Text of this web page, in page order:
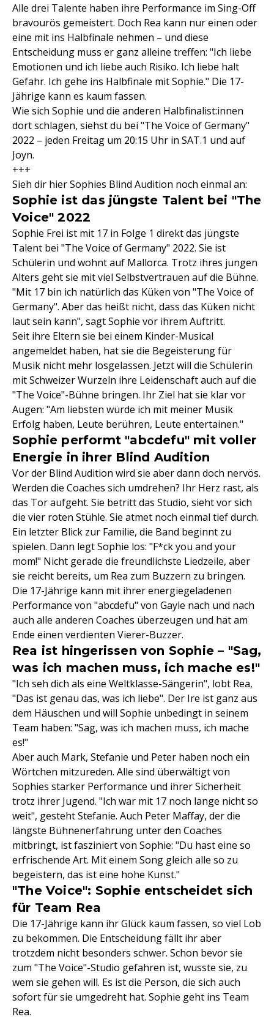
Alle drei Talente haben ihre Performance im Sing-Off
bravourös gemeistert. Doch Rea kann nur einen oder
eine mit ins Halbfinale nehmen – und diese
Entscheidung muss er ganz alleine treffen: "Ich liebe
Emotionen und ich liebe auch Risiko. Ich liebe halt
Gefahr. Ich gehe ins Halbfinale mit Sophie." Die 17-
Jährige kann es kaum fassen.
Wie sich Sophie und die anderen Halbfinalist:innen
dort schlagen, siehst du bei "The Voice of Germany"
2022 – jeden Freitag um 20:15 Uhr in SAT.1 und auf
Joyn.
+++
Sieh dir hier Sophies Blind Audition noch einmal an:
Sophie ist das jüngste Talent bei "The
Voice" 2022
Sophie Frei ist mit 17 in Folge 1 direkt das jüngste
Talent bei "The Voice of Germany" 2022. Sie ist
Schülerin und wohnt auf Mallorca. Trotz ihres jungen
Alters geht sie mit viel Selbstvertrauen auf die Bühne.
"Mit 17 bin ich natürlich das Küken von "The Voice of
Germany". Aber das heißt nicht, dass das Küken nicht
laut sein kann", sagt Sophie vor ihrem Auftritt.
Seit ihre Eltern sie bei einem Kinder-Musical
angemeldet haben, hat sie die Begeisterung für
Musik nicht mehr losgelassen. Jetzt will die Schülerin
mit Schweizer Wurzeln ihre Leidenschaft auch auf die
"The Voice"-Bühne bringen. Ihr Ziel hat sie klar vor
Augen: "Am liebsten würde ich mit meiner Musik
Erfolg haben, Leute berühren, Leute entertainen."
Sophie performt "abcdefu" mit voller
Energie in ihrer Blind Audition
Vor der Blind Audition wird sie aber dann doch nervös.
Werden die Coaches sich umdrehen? Ihr Herz rast, als
das Tor aufgeht. Sie betritt das Studio, sieht vor sich
die vier roten Stühle. Sie atmet noch einmal tief durch.
Ein letzter Blick zur Familie, die Band beginnt zu
spielen. Dann legt Sophie los: "F*ck you and your
mom!" Nicht gerade die freundlichste Liedzeile, aber
sie reicht bereits, um Rea zum Buzzern zu bringen.
Die 17-Jährige kann mit ihrer energiegeladenen
Performance von "abcdefu" von Gayle nach und nach
auch alle anderen Coaches überzeugen und hat am
Ende einen verdienten Vierer-Buzzer.
Rea ist hingerissen von Sophie – "Sag,
was ich machen muss, ich mache es!"
"Ich seh dich als eine Weltklasse-Sängerin", lobt Rea,
"Das ist genau das, was ich liebe". Der Ire ist ganz aus
dem Häuschen und will Sophie unbedingt in seinem
Team haben: "Sag, was ich machen muss, ich mache
es!"
Aber auch Mark, Stefanie und Peter haben noch ein
Wörtchen mitzureden. Alle sind überwältigt von
Sophies starker Performance und ihrer Sicherheit
trotz ihrer Jugend. "Ich war mit 17 noch lange nicht so
weit", gesteht Stefanie. Auch Peter Maffay, der die
längste Bühnenerfahrung unter den Coaches
mitbringt, ist fasziniert von Sophie: "Du hast eine so
erfrischende Art. Mit einem Song gleich alle so zu
begeistern, das ist eine hohe Kunst."
"The Voice": Sophie entscheidet sich
für Team Rea
Die 17-Jährige kann ihr Glück kaum fassen, so viel Lob
zu bekommen. Die Entscheidung fällt ihr aber
trotzdem nicht besonders schwer. Schon bevor sie
zum "The Voice"-Studio gefahren ist, wusste sie, zu
wem sie gehen will. Es ist die Person, die sich auch
sofort für sie umgedreht hat. Sophie geht ins Team
Rea.